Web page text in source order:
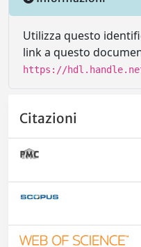
Utilizza questo
link a questo
https://
Citazioni